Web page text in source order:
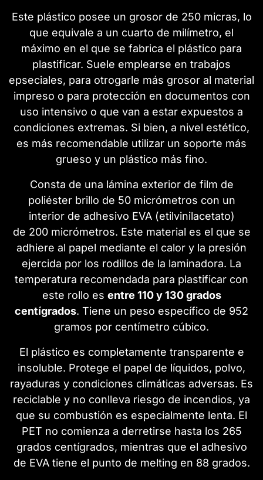
Este plástico posee un grosor de 250 micras, lo
que equivale a un cuarto de milímetro, el
máximo en el que se fabrica el plástico para
plastificar. Suele emplearse en trabajos
epseciales, para otrogarle más grosor al material
impreso o para protección en documentos con
uso intensivo o que van a estar expuestos a
condiciones extremas. Si bien, a nivel estético,
es más recomendable utilizar un soporte más
grueso y un plástico más fino.
Consta de una lámina exterior de film de
poliéster brillo de 50 micrómetros con un
interior de adhesivo EVA (etilvinilacetato)
de 200 micrómetros. Este material es el que se
adhiere al papel mediante el calor y la presión
ejercida por los rodillos de la laminadora. La
temperatura recomendada para plastificar con
este rollo es entre 110 y 130 grados
centígrados. Tiene un peso específico de 952
gramos por centímetro cúbico.
El plástico es completamente transparente e
insoluble. Protege el papel de líquidos, polvo,
rayaduras y condiciones climáticas adversas. Es
reciclable y no conlleva riesgo de incendios, ya
que su combustión es especialmente lenta. El
PET no comienza a derretirse hasta los 265
grados centígrados, mientras que el adhesivo
de EVA tiene el punto de melting en 88 grados.